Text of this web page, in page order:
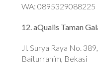
WA: 0895329088225
12. aQualis Taman
Jl. Surya Raya No.
Baiturrahim, Bekasi